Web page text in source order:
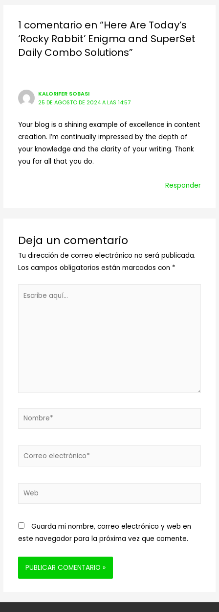
1 comentario en “Here Are Today’s
‘Rocky Rabbit’ Enigma and SuperSet
Daily Combo Solutions”
KALORIFER SOBASI
25 DE AGOSTO DE 2024 A LAS 14:57
Your blog is a shining example of excellence in content
creation. I’m continually impressed by the depth of
your knowledge and the clarity of your writing. Thank
you for all that you do.
Responder
Deja un comentario
Tu dirección de correo electrónico no será publicada.
Los campos obligatorios están marcados con *
Nombre*
Correo
Web
Guarda mi nombre, correo electrónico y web en
este navegador para la próxima vez que comente.